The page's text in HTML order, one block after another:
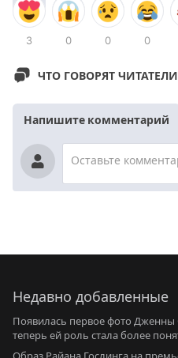
3 0 0 0
ЧТО ГОВОРЯТ
Напишите комментарий
Недавно добавленные
Появилась первое фото Дженны
теперь ей роль стала более